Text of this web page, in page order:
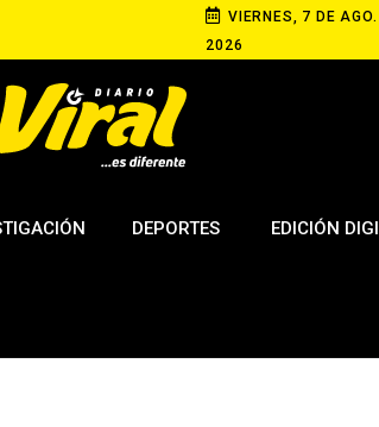
VIERNES, 7 DE AGO.
2026
DEPORTES EDICIÓN